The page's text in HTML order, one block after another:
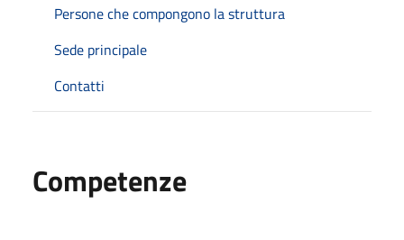
Persone che compongono la struttura
Sede principale
Contatti
Competenze